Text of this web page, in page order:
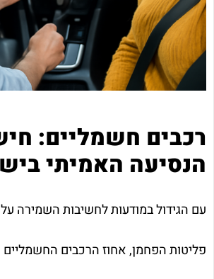
רכבים חשמליים:
הנסיעה האמיתי
עם הגידול במודעות לחשיבות השמירה
פליטות הפחמן, אחוז הרכבים